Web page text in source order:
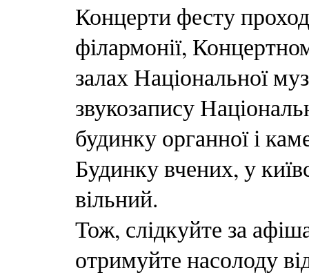
Концерти фесту
філармонії,
залах Національної
звукозапису
будинку органної і
Будинку вчених, у
вільний.
Тож, слідкуйте за
отримуйте насолоду